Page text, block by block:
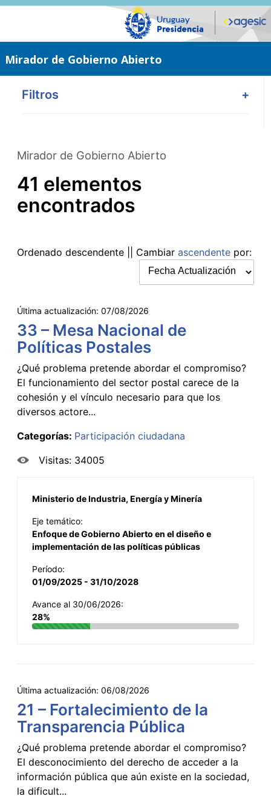
Saltar
Mirador de Gobierno Abierto
Filtros +
Mirador de Gobierno Abierto
41 elementos
encontrados
Ordenado descendente || Cambiar ascendente por:
Última actualización: 07/08/2026
33 – Mesa Nacional de
Políticas Postales
¿Qué problema pretende abordar el compromiso?
El funcionamiento del sector postal carece de la
cohesión y el vínculo necesario para que los
diversos actore...
Categorías: Participación ciudadana
Visitas: 34005
Ministerio de Industria, Energía y Minería
Eje temático:
Enfoque de Gobierno Abierto en el diseño e
implementación de las políticas públicas
Período:
01/09/2025 - 31/10/2028
Avance al 30/06/2026:
28%
Última actualización: 06/08/2026
21 – Fortalecimiento de la
Transparencia Pública
¿Qué problema pretende abordar el compromiso?
El desconocimiento del derecho de acceder a la
información pública que aún existe en la sociedad,
la dificult...